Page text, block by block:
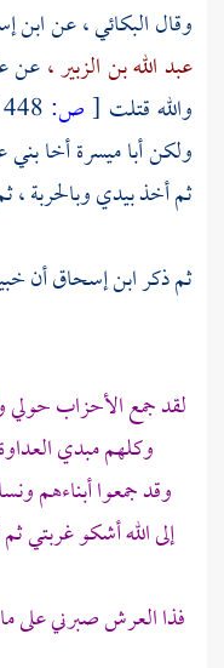
وقالالبكائي ،عنابن
عبد الله بن الزبير ،عن
والله قتلت [ص:
ولكنأبا ميسرةأخابني
ثم أخذ بيدي وبالحربة ،
ثم ذكرابن إسحاقأن
لقد جمع الأحزاب
وكلهم مبدي
وقد جمعوا أبناءهم
إلى الله أشكو
فذا العرش صبرني على